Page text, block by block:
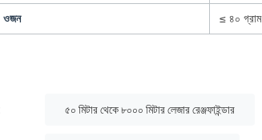
ওজন ≤ ৪০ গ্রাম
৫০ মিটার থেকে ৮০০০ মিটার লেজার রেঞ্জফাইন্ডার